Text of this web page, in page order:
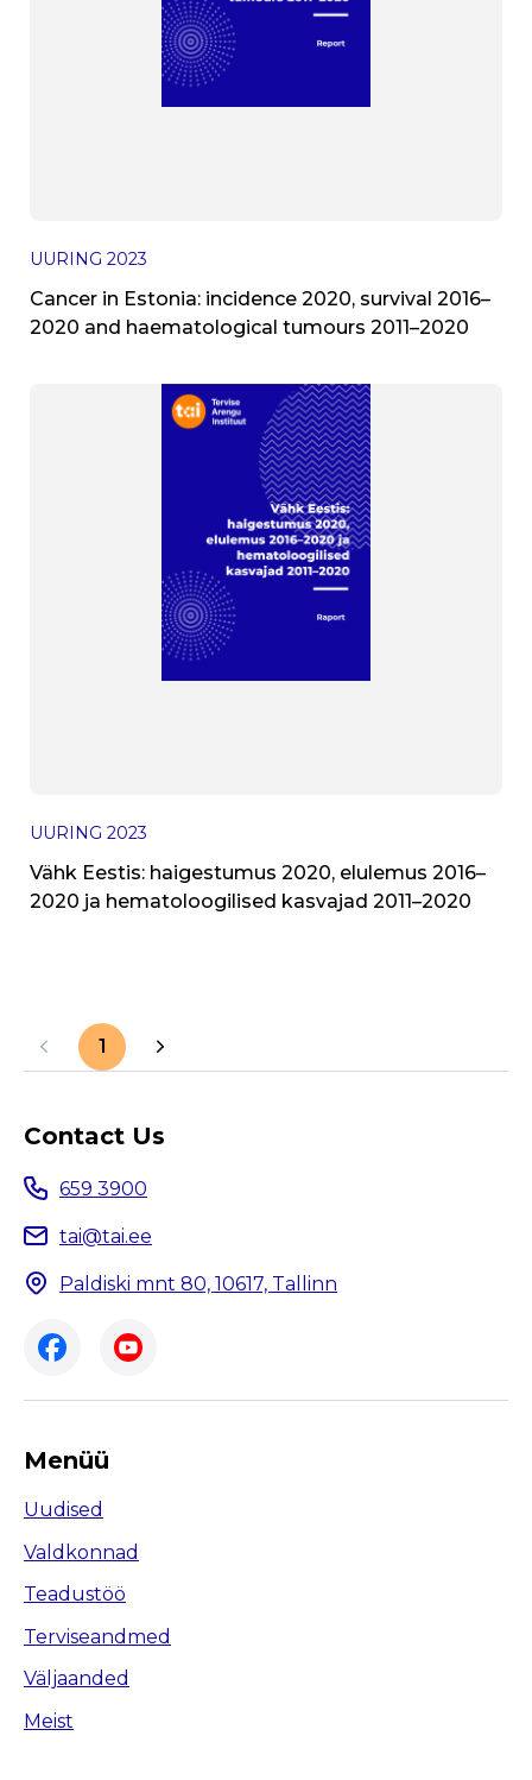
UURING 2023
Cancer in Estonia: incidence 2020, survival 2016–
2020 and haematological tumours 2011–2020
UURING 2023
Vähk Eestis: haigestumus 2020, elulemus 2016–
2020 ja hematoloogilised kasvajad 2011–2020
1
Contact Us
659 3900
tai@tai.ee
Paldiski mnt 80, 10617, Tallinn
Menüü
Uudised
Valdkonnad
Teadustöö
Terviseandmed
Väljaanded
Meist